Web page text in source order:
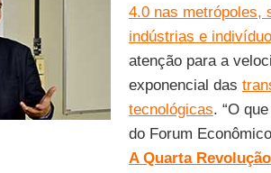
4.0 nas metrópoles,
indústrias e
atenção para a
exponencial das
tecnológicas. “O que
do Forum
A Quarta